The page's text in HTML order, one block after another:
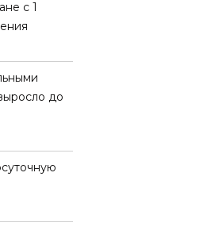
с 1
до